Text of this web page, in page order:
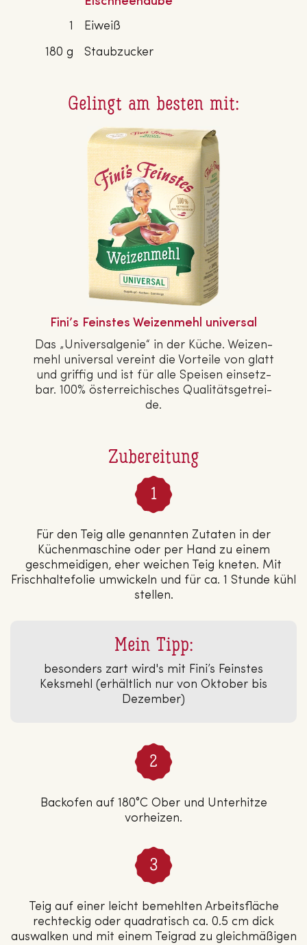
Zubereitung
Für den Teig alle genannten Zutaten in der
Küchenmaschine oder per Hand zu einem
geschmeidigen, eher weichen Teig kneten. Mit
Frischhaltefolie umwickeln und für ca. 1 Stunde kühl
stellen.
Mein Tipp:
besonders zart wird's mit Fini’s Feinstes
Keksmehl (erhältlich nur von Oktober bis
Dezember)
Backofen auf 180°C Ober und Unterhitze
vorheizen.
Teig auf einer leicht bemehlten Arbeitsfläche
rechteckig oder quadratisch ca. 0.5 cm dick
auswalken und mit einem Teigrad zu gleichmäßigen
1
Eiweiß
180 g
Staubzucker
Gelingt am besten mit:
Fini’s Feinstes Wei­zen­mehl universal
Das „Uni­ver­sal­ge­nie“ in der Küche. Wei­zen­
mehl universal vereint die Vorteile von glatt
und griffig und ist für alle Speisen ein­setz­
bar. 100% ös­ter­rei­chi­sches Qua­li­täts­ge­trei­
de.